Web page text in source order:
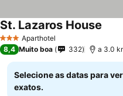
3 EstrelasAparthotel
St. Lazaros House
8,4 Muito boa 332 a 3.0
Selecione as datas para
exatos.